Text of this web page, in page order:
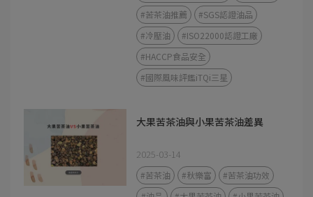
#苦茶油推薦
#SGS認證油品
#冷壓油
#ISO22000認證工廠
#HACCP食品安全
#國際風味評鑑iTQi三星
大果苦茶油與小果苦茶油差異
2025-03-14
#苦茶油 #秋樂富
#苦茶油功效